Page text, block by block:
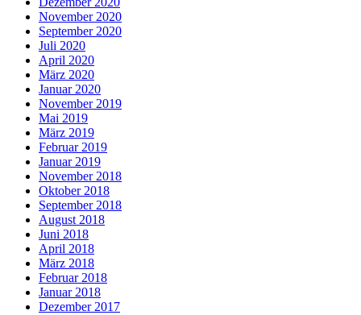
November 2020
September 2020
Juli 2020
April 2020
März 2020
Januar 2020
November 2019
Mai 2019
März 2019
Februar 2019
Januar 2019
November 2018
Oktober 2018
September 2018
August 2018
Juni 2018
April 2018
März 2018
Februar 2018
Januar 2018
Dezember 2017